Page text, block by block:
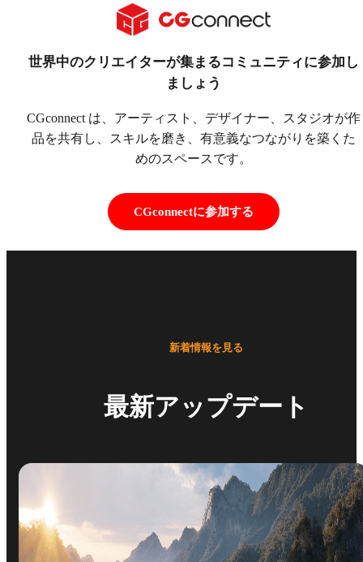
世界中のクリエイターが集まるコミュニティに参加し
ましょう
CGconnect は、アーティスト、デザイナー、スタジオが作
品を共有し、スキルを磨き、有意義なつながりを築くた
めのスペースです。
CGconnectに参加する
最新アップデート
新着情報を見る